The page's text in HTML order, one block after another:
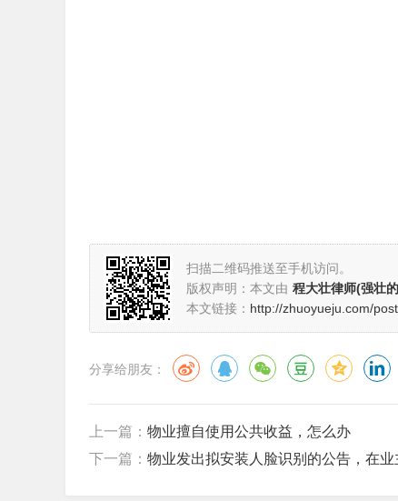
扫描二维码推送至手机访问。
版权声明：本文由 程大壮律师(强壮
本文链接： http://zhuoyueju.com/
分享给朋友：
上一篇： 物业擅自使用公共收益，怎么办
下一篇： 物业发出拟安装人脸识别的公告，在业主群内明显反对